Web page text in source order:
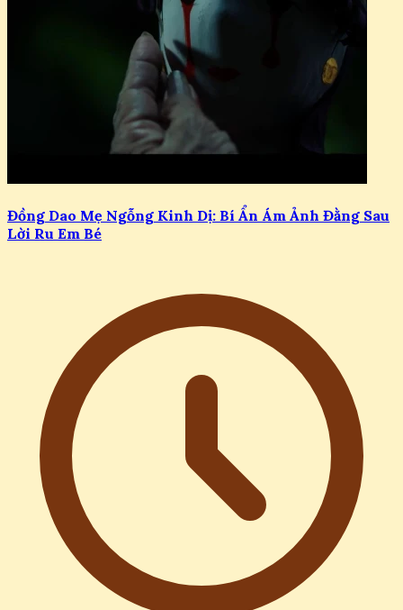
Đồng Dao Mẹ Ngỗng Kinh Dị: Bí Ẩn Ám Ảnh Đằng Sau
Lời Ru Em Bé